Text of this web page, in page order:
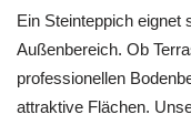
Ein Steinteppich eignet
Außenbereich. Ob
professionellen
attraktive Flächen.